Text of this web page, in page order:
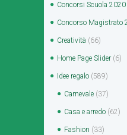
Concorsi Scuola 2020
Concorso Magistrato
Creatività (66)
Home Page Slider (6)
Idee regalo (589)
Carnevale (37)
Casa e arredo (62)
Fashion (33)